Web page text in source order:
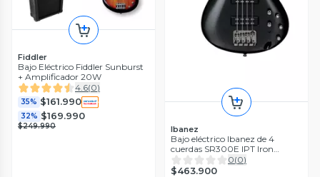
Fiddler
Bajo Eléctrico Fiddler Sunburst
+ Amplificador 20W
4.6(0)
35% $161.990
32% $169.990
$249.990 Ibanez
Bajo eléctrico Ibanez de 4
cuerdas SR300E IPT Iron
Pewter
0(0)
$463.900